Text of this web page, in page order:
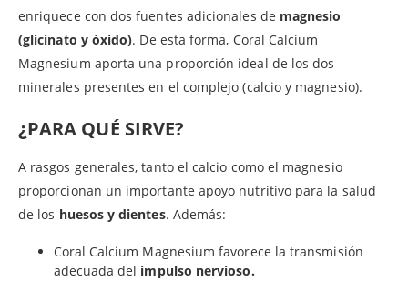
enriquece con dos fuentes adicionales de magnesio
(glicinato y óxido). De esta forma, Coral Calcium
Magnesium aporta una proporción ideal de los dos
minerales presentes en el complejo (calcio y magnesio).
¿PARA QUÉ SIRVE?
A rasgos generales, tanto el calcio como el magnesio
proporcionan un importante apoyo nutritivo para la salud
de los huesos y dientes. Además:
Coral Calcium Magnesium favorece la transmisión
adecuada del impulso nervioso.